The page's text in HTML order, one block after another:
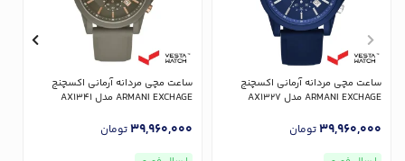
ساعت مچی مردانه آرمانی اکسچنج
ARMANI EXCHAGE مدل AX1327
39,960,000تومان
ساعت مچی مردانه آرمانی اکسچنج
ARMANI EXCHAGE مدل AX1341
39,960,000تومان